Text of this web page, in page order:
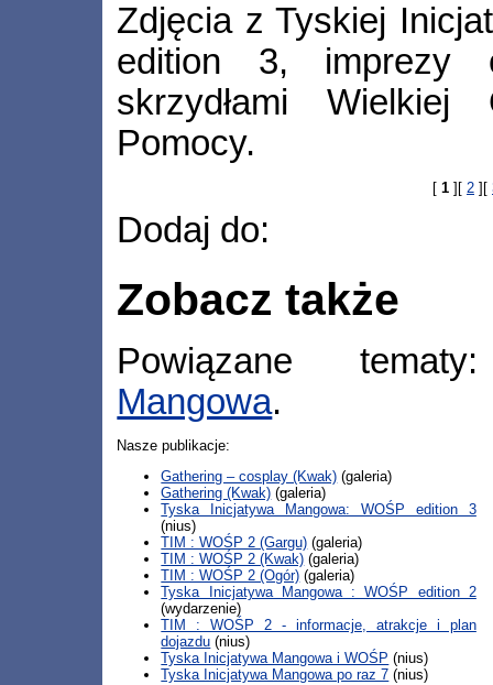
Zdjęcia z Tyskiej
edition 3, imprezy
skrzydłami Wielkiej
Pomocy.
[ 1 ][ 2 ][
Dodaj do:
Zobacz także
Powiązane
Mangowa.
Nasze publikacje:
Gathering – cosplay (Kwak) (galeria)
Gathering (Kwak) (galeria)
Tyska Inicjatywa Mangowa: WOŚP edition 3
(nius)
TIM : WOŚP 2 (Gargu) (galeria)
TIM : WOŚP 2 (Kwak) (galeria)
TIM : WOŚP 2 (Ogór) (galeria)
Tyska Inicjatywa Mangowa : WOŚP edition 2
(wydarzenie)
TIM : WOŚP 2 - informacje, atrakcje i plan
dojazdu (nius)
Tyska Inicjatywa Mangowa i WOŚP (nius)
Tyska Inicjatywa Mangowa po raz 7 (nius)